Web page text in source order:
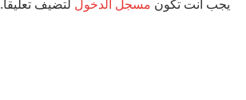
يجب أنت تكون مسجل الدخول لتضيف تعليقاً.